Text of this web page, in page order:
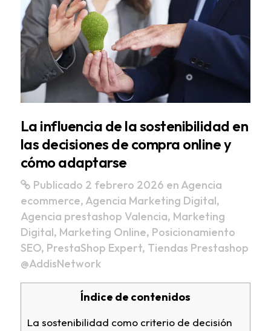
La influencia de la sostenibilidad en
las decisiones de compra online y
cómo adaptarse
Publicado 2 febrero 2026 en Agencia
ecommerce, Agencia Marketing Digital,
Agencia prestashop Valencia, Marketing
Digital, Marketing Online, Posicionamiento
SEO, PrestaShop Expert, Tiendas Prestashop
@AddisNetwork
Índice de contenidos
La sostenibilidad como criterio de decisión